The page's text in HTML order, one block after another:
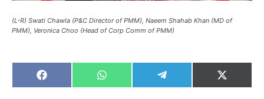
(L-R) Swati Chawla (P&C Director of PMM), Naeem Shahab Khan (MD of
PMM), Veronica Choo (Head of Corp Comm of PMM)
Share
on
Share
on
Share
on
Share
on